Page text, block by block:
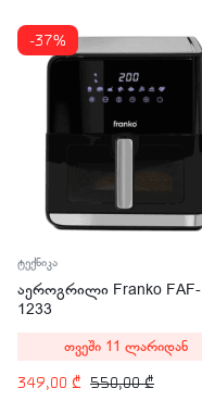
-37%
ტექნიკა
აეროგრილი Franko FAF-
1233
550,00₾
349,00 ₾
თვეში 11 ლარიდან